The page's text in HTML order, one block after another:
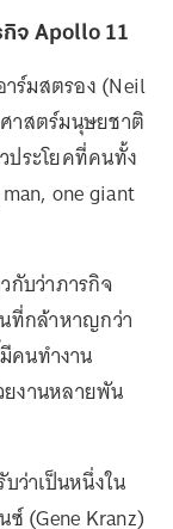
จ Apollo 11
ร์มสตรอง (Neil
าสตร์มนุษยชาติ
ประโยคที่คนทั้ง
one giant
กับว่าภารกิจ
ที่กล้าหาญกว่า
คนทำงาน
งานหลายพัน
ว่าเป็นหนึ่งใน
(Gene Kranz)